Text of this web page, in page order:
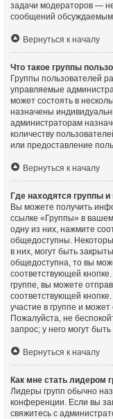
задачи модераторов —
сообщений
Вернуться к началу
Что такое группы
Группы пользователей
управляемые
может состоять в
назначены
администраторам
количеству
или предоставление
Вернуться к началу
Где находятся группы и
Вы можете получить
ссылке «Группы» в
одну из них, нажмите
общедоступны.
в них, могут быть
общедоступна, то вы
соответствующей
группе, вы можете
соответствующей
участие в группе и
Пожалуйста, не
запрос; у него могут
Вернуться к началу
Как мне стать лидером
Лидеры групп обычно
конференции. Если вы
свяжитесь с